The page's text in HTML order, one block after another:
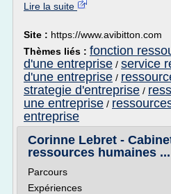
Lire la suite
Site : https://www.avibitton.com
Thèmes liés : fonction
d'une entreprise / service
d'une entreprise /
strategie d'entreprise /
une entreprise /
entreprise
Corinne Lebret -
ressources humaines ...
Parcours
Expériences